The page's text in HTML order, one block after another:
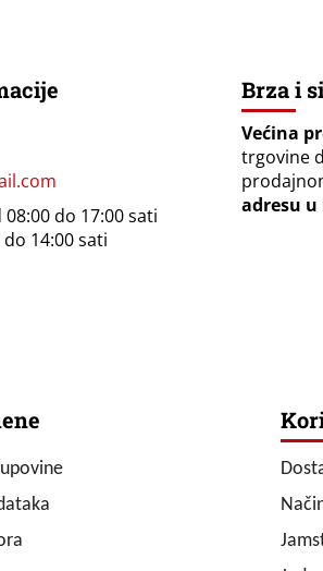
do 17:00 sati
14:00 sati
Brza i
Većina
trgovine
adresu u